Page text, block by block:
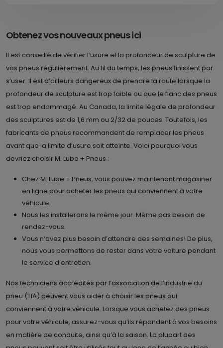
Obtenez vos nouveaux pneus ici
Il est conseillé de vérifier l’usure et la profondeur de sculpture de
vos pneus régulièrement. Au fil du temps, les pneus finissent par
s’user. Il est d’ailleurs dangereux de prendre la route lorsque la
profondeur de sculpture est trop faible ou que le flanc des pneus
est trop endommagé. Au Canada, la limite légale de profondeur
des sculptures est de 1,6 mm ou 2/32 de pouces. Toutefois, les
fabricants de pneus recommandent de remplacer les pneus
avant que la limite d’usure soit atteinte. Voici pourquoi vous
devriez choisir M. Lube + Pneus :
Chez M. Lube + Pneus, vous pouvez maintenant magasiner
en ligne pour acheter les pneus qui conviennent à votre
véhicule.
Nous les installerons le même jour. Même pas besoin de
rendez-vous.
Vous n’avez plus besoin d’attendre des semaines! De plus,
nous vous permettons de rester dans votre voiture pendant
le service d’entretien.
Nos techniciens accrédités par l’association de l’industrie du
pneu (TIA) peuvent vous aider à choisir les pneus qui
conviennent à votre véhicule. Lorsque vous achetez des pneus
pour votre véhicule, assurez-vous qu’ils répondent à vos besoins
en matière de conduite, ainsi qu’à la saison. La plupart des